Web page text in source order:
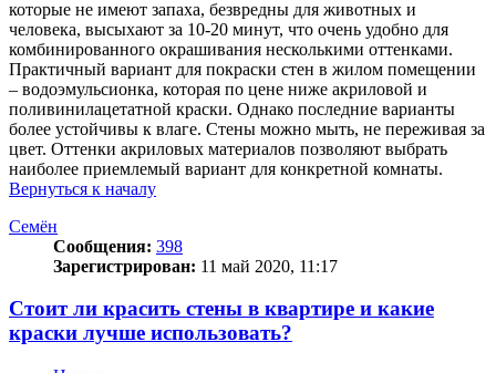
которые не имеют запаха, безвредны для животных и
человека, высыхают за 10-20 минут, что очень удобно для
комбинированного окрашивания несколькими оттенками.
Практичный вариант для покраски стен в жилом помещении
– водоэмульсионка, которая по цене ниже акриловой и
поливинилацетатной краски. Однако последние варианты
более устойчивы к влаге. Стены можно мыть, не переживая за
цвет. Оттенки акриловых материалов позволяют выбрать
наиболее приемлемый вариант для конкретной комнаты.
Вернуться к началу
Семён
Сообщения: 398
Зарегистрирован: 11 май 2020, 11:17
Стоит ли красить стены в квартире и какие
краски лучше использовать?